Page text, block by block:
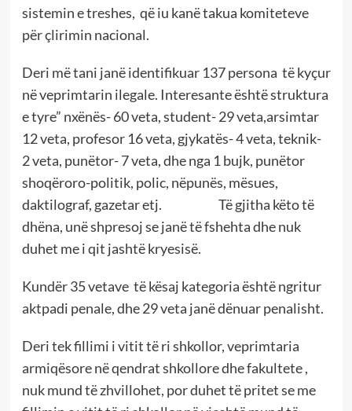
sistemin e treshes, që iu kanë takua komiteteve
për çlirimin nacional.
Deri më tani janë identifikuar 137 persona të kyçur
në veprimtarin ilegale. Interesante është struktura
e tyre” nxënës- 60 veta, student- 29 veta,arsimtar
12 veta, profesor 16 veta, gjykatës- 4 veta, teknik-
2 veta, punëtor- 7 veta, dhe nga 1 bujk, punëtor
shoqëroro-politik, polic, nëpunës, mësues,
daktilograf, gazetar etj. Të gjitha këto të
dhëna, unë shpresoj se janë të fshehta dhe nuk
duhet me i qit jashtë kryesisë.
Kundër 35 vetave të kësaj kategoria është ngritur
aktpadi penale, dhe 29 veta janë dënuar penalisht.
Deri tek fillimi i vitit të ri shkollor, veprimtaria
armiqësore në qendrat shkollore dhe fakultete ,
nuk mund të zhvillohet, por duhet të pritet se me